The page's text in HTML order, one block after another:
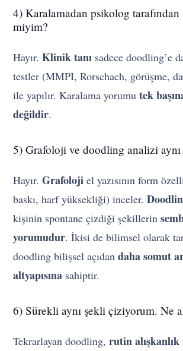
4) Karalamadan psikolog tarafından
miyim?
Hayır.Klinik tanı sadece doodling’e
testler (MMPI, Rorschach, görüşme,
ile yapılır. Karalama yorumutek
değildir.
5) Grafoloji ve doodling analizi aynı
Hayır.Grafoloji el yazısının form
baskı, harf yüksekliği) inceler.
kişinin spontane çizdiği şekillerin
yorumudur. İkisi de bilimsel olarak
doodling bilişsel açıdandaha somut
altyapısına sahiptir.
6) Sürekli aynı şekli çiziyorum. Ne
Tekrarlayan doodling,rutin alışkanlık